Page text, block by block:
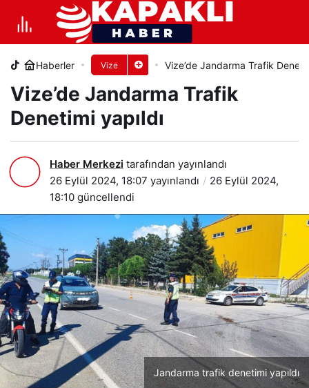
Haberler Vize Vize’de Jandarma Trafik
Vize’de Jandarma Trafik
Denetimi yapıldı
Haber Merkezi tarafından yayınlandı
26 Eylül 2024, 18:07 yayınlandı
26 Eylül 2024,
18:10 güncellendi
Jandarma trafik denetimi yapıldı
Vize’de Jandarma Trafik Denetimi